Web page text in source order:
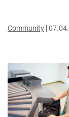
Community